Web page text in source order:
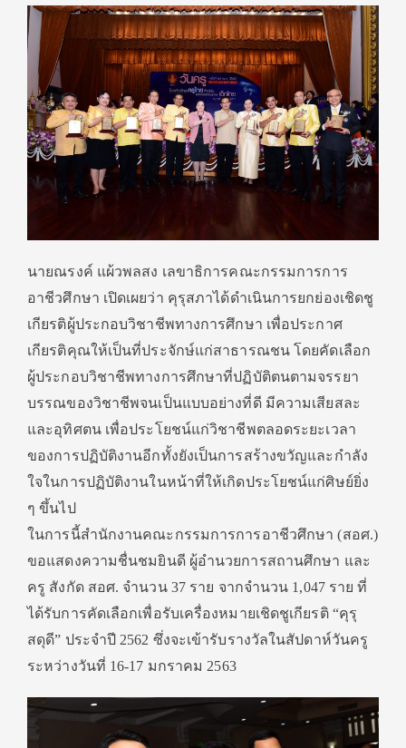
นายณรงค์ แผ้วพลสง เลขาธิการคณะกรรมการการ
อาชีวศึกษา เปิดเผยว่า คุรุสภาได้ดำเนินการยกย่องเชิดชู
เกียรติผู้ประกอบวิชาชีพทางการศึกษา เพื่อประกาศ
เกียรติคุณให้เป็นที่ประจักษ์แก่สาธารณชน โดยคัดเลือก
ผู้ประกอบวิชาชีพทางการศึกษาที่ปฏิบัติตนตามจรรยา
บรรณของวิชาชีพจนเป็นแบบอย่างที่ดี มีความเสียสละ
และอุทิศตน เพื่อประโยชน์แก่วิชาชีพตลอดระยะเวลา
ของการปฏิบัติงานอีกทั้งยังเป็นการสร้างขวัญและกำลัง
ใจในการปฏิบัติงานในหน้าที่ให้เกิดประโยชน์แก่ศิษย์ยิ่ง
ๆ ขึ้นไป
ในการนี้สำนักงานคณะกรรมการการอาชีวศึกษา (สอศ.)
ขอแสดงความชื่นชมยินดี ผู้อำนวยการสถานศึกษา และ
ครู สังกัด สอศ. จำนวน 37 ราย จากจำนวน 1,047 ราย ที่
ได้รับการคัดเลือกเพื่อรับเครื่องหมายเชิดชูเกียรติ “คุรุ
สดุดี” ประจำปี 2562 ซึ่งจะเข้ารับรางวัลในสัปดาห์วันครู
ระหว่างวันที่ 16-17 มกราคม 2563